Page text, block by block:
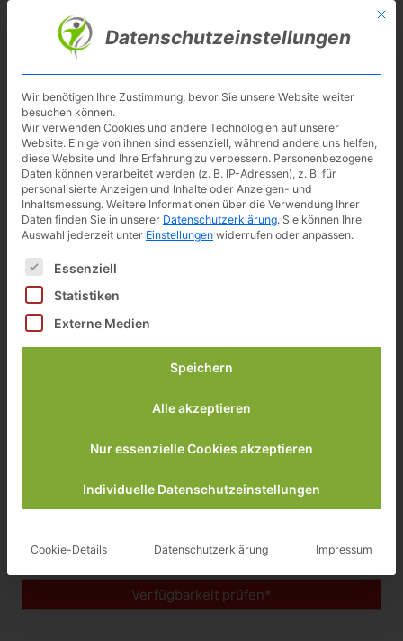
Skip
Besuche meinen Youtube-Kanal ▶︎
DVD
Virtuelle Fahrradstrecken – Italien Tirol – für Indoor-
Preisvergleich
Verfügbarkeit prüfen*
Mit
Datenschutzeinstellungen
Wir benötigen Ihre Zustimmung, bevor Sie unsere Website weiter
besuchen können.
Wir verwenden Cookies und andere Technologien auf unserer
Website. Einige von ihnen sind essenziell, während andere uns helfen,
diese Website und Ihre Erfahrung zu verbessern. Personenbezogene
Daten können verarbeitet werden (z. B. IP-Adressen), z. B. für
personalisierte Anzeigen und Inhalte oder Anzeigen- und
Inhaltsmessung. Weitere Informationen über die Verwendung Ihrer
Daten finden Sie in unserer Datenschutzerklärung. Sie können Ihre
Auswahl jederzeit unter Einstellungen widerrufen oder anpassen.
Es folgt eine Liste der Service-Gruppen, für die eine
Essenziell
Statistiken
Externe Medien
Speichern
Alle akzeptieren
Nur essenzielle Cookies akzeptieren
Individuelle Datenschutzeinstellungen
Cookie-Details Datenschutzerklärung Impressum